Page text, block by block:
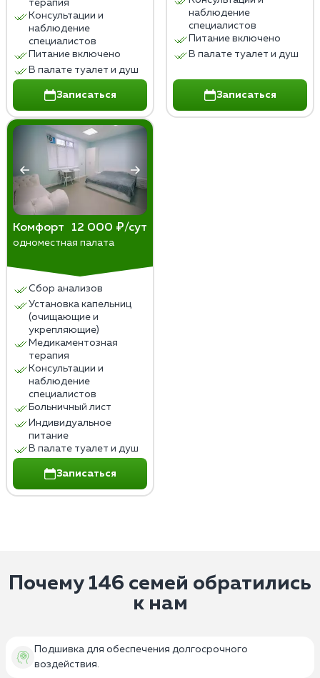
терапия
Консультации и
наблюдение
специалистов
Питание включено
В палате туалет и душ
Записаться
наблюдение
специалистов
Питание включено
В палате туалет и душ
Записаться
Комфорт 12 000 ₽/сут
одноместная палата
Сбор анализов
Установка капельниц
(очищающие и
укрепляющие)
Медикаментозная
терапия
Консультации и
наблюдение
специалистов
Больничный лист
Индивидуальное
питание
В палате туалет и душ
Записаться
Почему 146 семей обратились
к нам
Подшивка для обеспечения долгосрочного
воздействия.